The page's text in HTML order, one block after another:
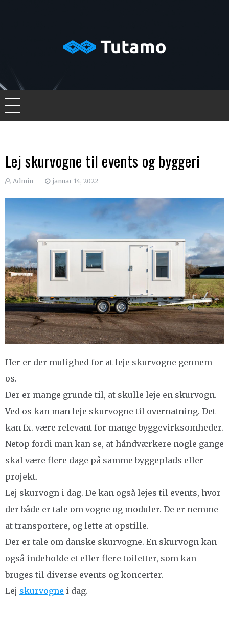
Lej skurvogne til events og byggeri
Admin januar 14, 2022
Her er der mulighed for at leje skurvogne gennem
os.
Der er mange grunde til, at skulle leje en skurvogn.
Ved os kan man leje skurvogne til overnatning. Det
kan fx. være relevant for mange byggevirksomheder.
Netop fordi man kan se, at håndværkere nogle gange
skal være flere dage på samme byggeplads eller
projekt.
Lej skurvogn i dag. De kan også lejes til events, hvor
der både er tale om vogne og moduler. De er nemme
at transportere, og lette at opstille.
Der er tale om danske skurvogne. En skurvogn kan
også indeholde et eller flere toiletter, som kan
bruges til diverse events og koncerter.
Lej skurvogne i dag.